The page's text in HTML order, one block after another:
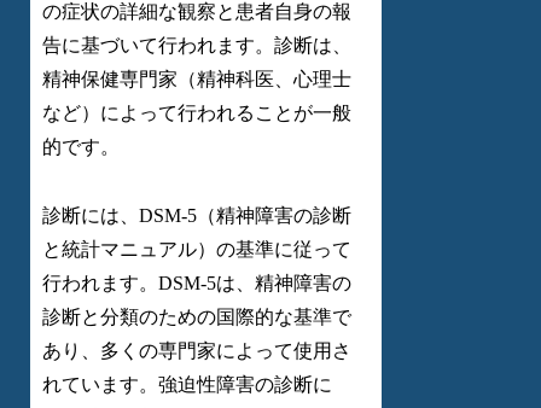
の症状の詳細な観察と患者自身の報
告に基づいて行われます。診断は、
精神保健専門家（精神科医、心理士
など）によって行われることが一般
的です。
診断には、DSM-5（精神障害の診断
と統計マニュアル）の基準に従って
行われます。DSM-5は、精神障害の
診断と分類のための国際的な基準で
あり、多くの専門家によって使用さ
れています。強迫性障害の診断に